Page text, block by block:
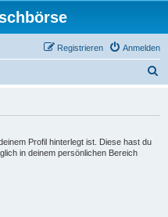
Anmelden
Registrieren
Profil hinterlegt ist. Diese hast du
in deinem persönlichen Bereich